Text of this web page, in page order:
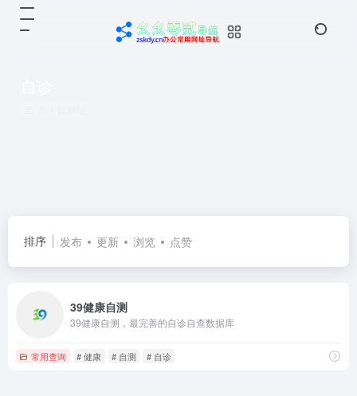
排序 发布 更新 浏览 点赞
39健康自测
39健康自测，最完善的自诊自查数据库
常用查询 # 健康 # 自测 # 自诊